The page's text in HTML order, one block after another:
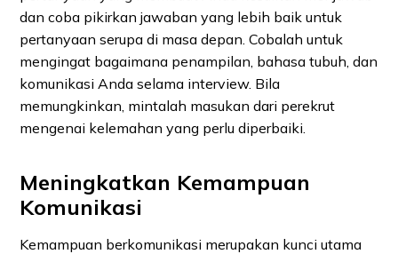
dan coba pikirkan jawaban yang lebih baik untuk
pertanyaan serupa di masa depan. Cobalah untuk
mengingat bagaimana penampilan, bahasa tubuh, dan
komunikasi Anda selama interview. Bila
memungkinkan, mintalah masukan dari perekrut
mengenai kelemahan yang perlu diperbaiki.
Meningkatkan Kemampuan
Komunikasi
Kemampuan berkomunikasi merupakan kunci utama